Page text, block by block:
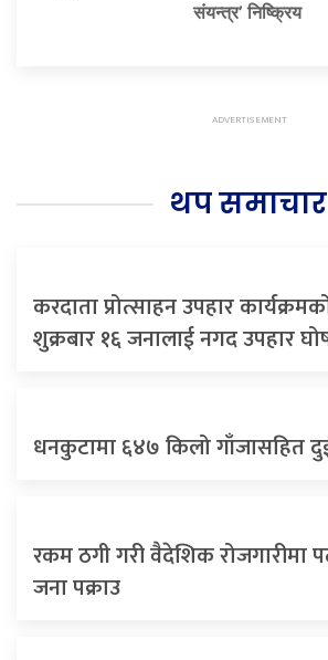
संयन्त्र’ निष्क्रिय
थप समाचार
करदाता प्रोत्साहन उपहार
शुक्रबार १६ जनालाई नगद उपहार
धनकुटामा ६४७ किलो गाँजासहित
रकम ठगी गरी वैदेशिक रोजगारीमा
जना पक्राउ